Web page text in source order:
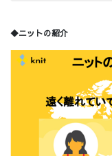
◆ニットの紹介